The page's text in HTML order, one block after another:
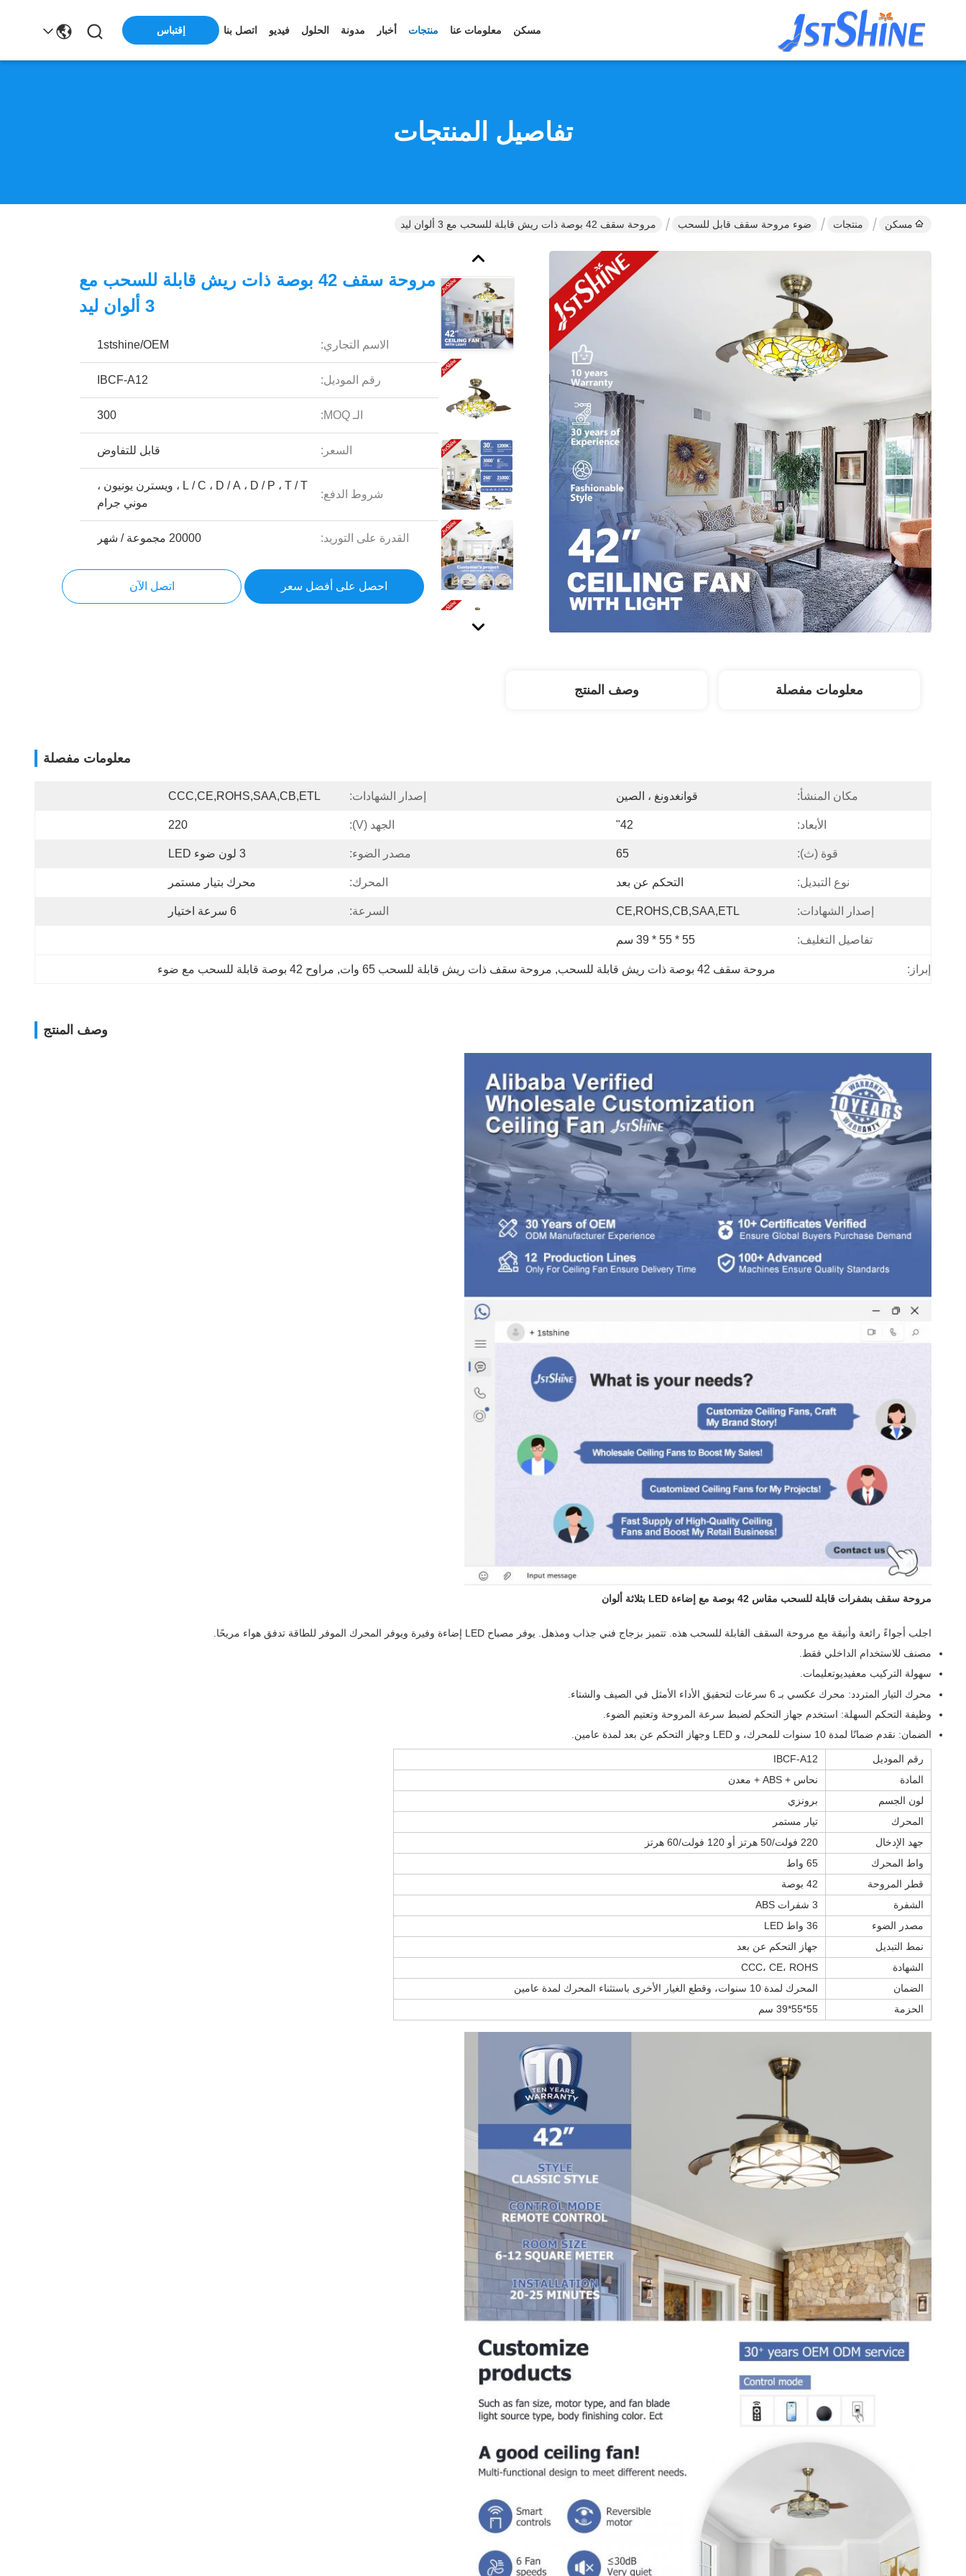
مسكن معلومات عنا منتجات أخبار مدونة الحلول فيديو اتصل بنا إقتباس
تفاصيل المنتجات
مسكن منتجات ضوء مروحة سقف قابل للسحب مروحة سقف 42 بوصة ذات ريش قابلة للسحب مع 3 ألوان ليد
مروحة سقف 42 بوصة ذات ريش قابلة للسحب مع
3 ألوان ليد
الاسم التجاري: 1stshine/OEM
رقم الموديل: IBCF-A12
الـ MOQ: 300
السعر: قابل للتفاوض
شروط الدفع:
L / C ، D / A ، D / P ، T / T ، ويسترن يونيون ،
موني جرام
القدرة على التوريد: 20000 مجموعة / شهر
احصل على أفضل سعر اتصل الآن
معلومات مفصلة وصف المنتج
معلومات مفصلة
مكان المنشأ: قوانغدونغ ، الصين إصدار الشهادات: CCC,CE,ROHS,SAA,CB,ETL
الأبعاد: 42" الجهد (V): 220
قوة (ث): 65 مصدر الضوء: 3 لون ضوء LED
نوع التبديل: التحكم عن بعد المحرك: محرك بتيار مستمر
إصدار الشهادات: CE,ROHS,CB,SAA,ETL السرعة: 6 سرعة اختيار
تفاصيل التغليف: 55 * 55 * 39 سم
إبراز: مروحة سقف 42 بوصة ذات ريش قابلة للسحب , مروحة سقف ذات ريش قابلة للسحب 65 وات , مراوح 42 بوصة قابلة للسحب مع ضوء
وصف المنتج
مروحة سقف بشفرات قابلة للسحب مقاس 42 بوصة مع إضاءة LED بثلاثة ألوان
اجلب أجواءً رائعة وأنيقة مع مروحة السقف القابلة للسحب هذه. تتميز بزجاج فني جذاب ومذهل. يوفر مصباح LED إضاءة وفيرة ويوفر المحرك الموفر للطاقة تدفق هواء مريحًا.
مصنف للاستخدام الداخلي فقط.
سهولة التركيب معفيديوتعليمات
محرك التيار المتردد: محرك عكسي بـ 6 سرعات لتحقيق الأداء الأمثل في الصيف والشتاء.
وظيفة التحكم السهلة: استخدم جهاز التحكم لضبط سرعة المروحة وتعتيم الضوء.
الضمان: نقدم ضمانًا لمدة 10 سنوات للمحرك، و LED وجهاز التحكم عن بعد لمدة عامين.
رقم الموديل
IBCF-A12
المادة
نحاس + ABS + معدن
لون الجسم
برونزي
المحرك
تيار مستمر
جهد الإدخال
220 فولت/50 هرتز أو 120 فولت/60 هرتز
واط المحرك
65 واط
قطر المروحة
42 بوصة
الشفرة
3 شفرات ABS
مصدر الضوء
36 واط LED
نمط التبديل
جهاز التحكم عن بعد
الشهادة
CCC، CE، ROHS
الضمان
المحرك لمدة 10 سنوات، وقطع الغيار الأخرى باستثناء المحرك لمدة عامين
الحزمة
55*55*39 سم